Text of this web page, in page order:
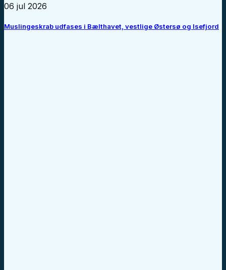
06 jul 2026
Muslingeskrab udfases i Bælthavet, vestlige Østersø og Isefjord